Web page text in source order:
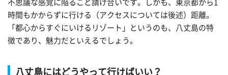
不思議な感覚に陥ること請け合いです。しかも、東京都から1
時間もかからずに行ける（アクセスについては後述）距離。
「都心からすぐにいけるリゾート」というのも、八丈島の特
徴であり、魅力だといえるでしょう。
八丈島にはどうやって行けばいい？